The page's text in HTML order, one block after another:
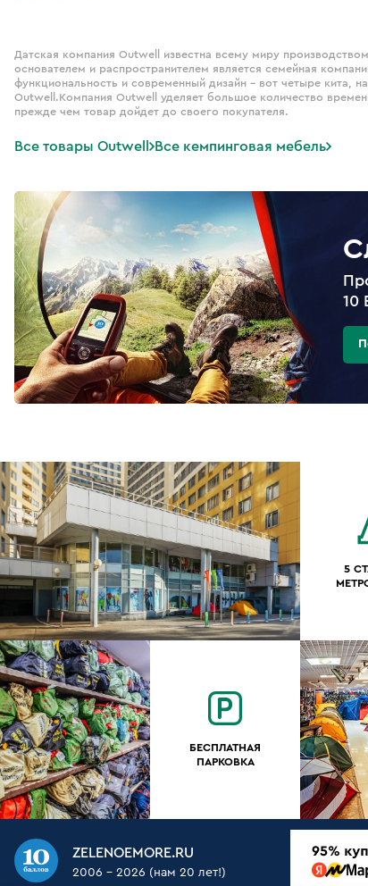
Датская компания Outwell известна всему миру
основателем и распространителем является семейная
функциональность и современный дизайн – вот четыре кита,
Outwell.Компания Outwell уделяет большое количество
прежде чем товар дойдет до своего покупателя.
Все товары Outwell Все кемпинговая мебель
10
5
БЕСПЛАТНАЯ
ПАРКОВКА
ZELENOEMORE.RU
2006 - 2026 (нам 20 лет!)